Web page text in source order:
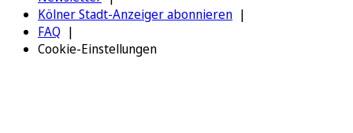
Kölner Stadt-Anzeiger abonnieren
FAQ
Cookie-Einstellungen